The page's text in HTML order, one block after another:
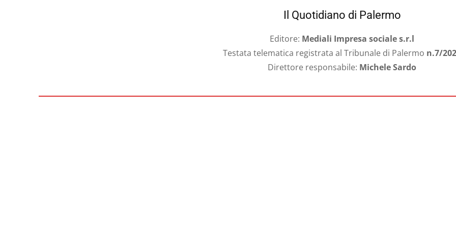
Il Quotidiano di Palermo
Editore: Mediali Impresa sociale s.r.l
Testata telematica registrata al Tribunale di Palermo n.7/
Direttore responsabile: Michele Sardo